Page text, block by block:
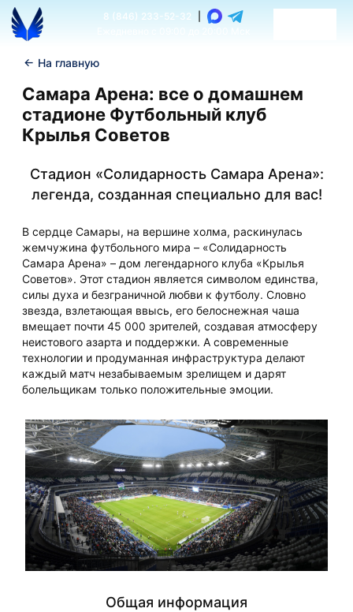
8 (846) 233-52-32
← На главную
Самара Арена: все о домашнем
стадионе Футбольный клуб
Крылья Советов
Стадион «Солидарность Самара Арена»:
легенда, созданная специально для вас!
В сердце Самары, на вершине холма, раскинулась
жемчужина футбольного мира – «Солидарность
Самара Арена» – дом легендарного клуба «Крылья
Советов». Этот стадион является символом единства,
силы духа и безграничной любви к футболу. Словно
звезда, взлетающая ввысь, его белоснежная чаша
вмещает почти 45 000 зрителей, создавая атмосферу
неистового азарта и поддержки. А современные
технологии и продуманная инфраструктура делают
каждый матч незабываемым зрелищем и дарят
болельщикам только положительные эмоции.
Общая информация